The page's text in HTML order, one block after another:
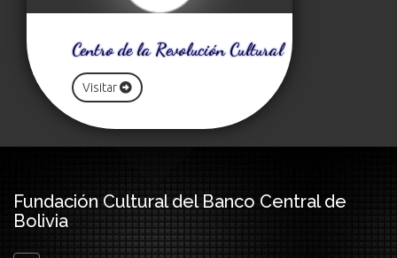
Centro de la Revolución Cultural
Visitar
Fundación Cultural del Banco Central de
Bolivia